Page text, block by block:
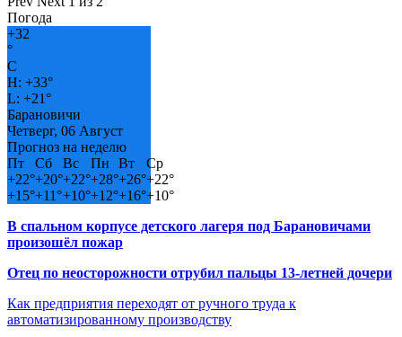
Погода
+32
°
C
H: +33°
L: +21°
Барановичи
Четверг, 06 Август
Прогноз на неделю
Пт
Сб Вс Пн Вт
Ср
+22°+20°+22°+28°+26°+22°
+15°+11°+10°+12°+16°+10°
В спальном корпусе детского лагеря под Барановичами
произошёл пожар
Отец по неосторожности отрубил пальцы 13-летней дочери
Как предприятия переходят от ручного труда к
автоматизированному производству